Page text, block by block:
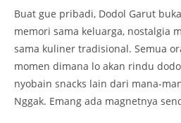
Buat gue pribadi, Dodol Garut
memori sama keluarga, nostalgia
sama kuliner tradisional. Semua
momen dimana lo akan rindu
nyobain snacks lain dari mana-
Nggak. Emang ada magnetnya